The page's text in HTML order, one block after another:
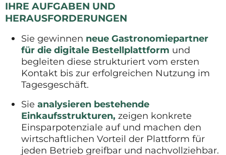
IHRE AUFGABEN UND
HERAUSFORDERUNGEN
Sie gewinnen neue Gastronomiepartner
für die digitale Bestellplattform und
begleiten diese strukturiert vom ersten
Kontakt bis zur erfolgreichen Nutzung im
Tagesgeschäft.
Sie analysieren bestehende
Einkaufsstrukturen, zeigen konkrete
Einsparpotenziale auf und machen den
wirtschaftlichen Vorteil der Plattform für
jeden Betrieb greifbar und nachvollziehbar.